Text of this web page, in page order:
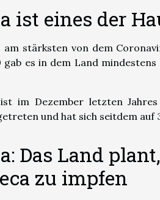
ist eines der
am stärksten von dem
gab es in dem Land
im Dezember letzten
und hat sich seitdem auf
Das Land
zu impfen